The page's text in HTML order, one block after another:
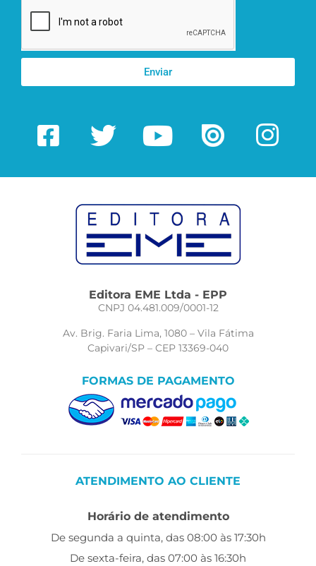
Enviar
Editora EME Ltda - EPP
CNPJ 04.481.009/0001-12
Av. Brig. Faria Lima, 1080 – Vila Fátima
Capivari/SP – CEP 13369-040
FORMAS DE PAGAMENTO
ATENDIMENTO AO CLIENTE
Horário de atendimento
De segunda a quinta, das 08:00 às 17:30h
De sexta-feira, das 07:00 às 16:30h